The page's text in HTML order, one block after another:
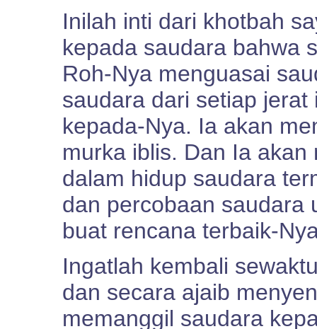
Inilah inti dari khotbah
kepada saudara bahwa
Roh-Nya menguasai
saudara dari setiap
kepada-Nya. Ia akan
murka iblis. Dan Ia
dalam hidup saudara
dan percobaan saudara
buat rencana terbaik-
Ingatlah kembali
dan secara ajaib
memanggil saudara